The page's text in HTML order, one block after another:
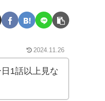
2024.11.26
1話以上見な